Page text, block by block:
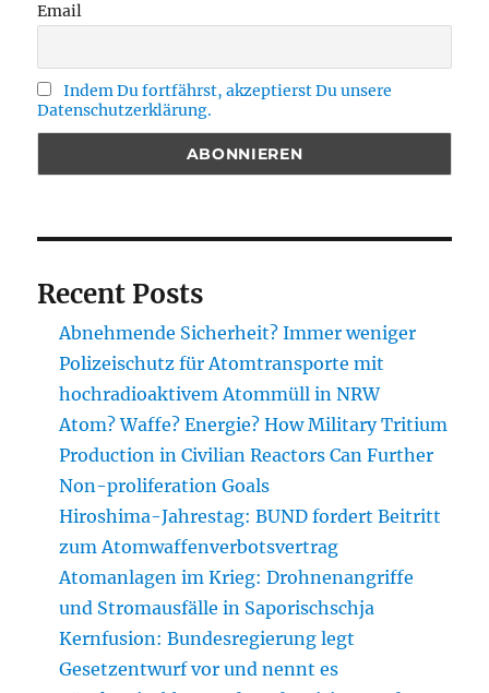
Email
Indem Du fortfährst, akzeptierst Du unsere
Datenschutzerklärung.
Recent Posts
Abnehmende Sicherheit? Immer weniger
Polizeischutz für Atomtransporte mit
hochradioaktivem Atommüll in NRW
Atom? Waffe? Energie? How Military Tritium
Production in Civilian Reactors Can Further
Non-proliferation Goals
Hiroshima-Jahrestag: BUND fordert Beitritt
zum Atomwaffenverbotsvertrag
Atomanlagen im Krieg: Drohnenangriffe
und Stromausfälle in Saporischschja
Kernfusion: Bundesregierung legt
Gesetzentwurf vor und nennt es